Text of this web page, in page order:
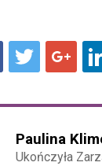
Paulina
Ukończyła